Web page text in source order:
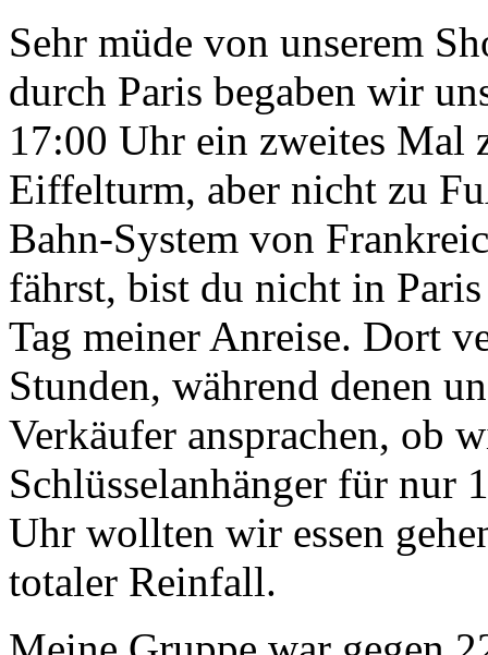
Sehr müde von unserem
durch Paris begaben wir
17:00 Uhr ein zweites Mal
Eiffelturm, aber nicht zu
Bahn-System von
fährst, bist du nicht in
Tag meiner Anreise. Dort
Stunden, während denen
Verkäufer ansprachen, ob
Schlüsselanhänger für nur
Uhr wollten wir essen
totaler Reinfall.